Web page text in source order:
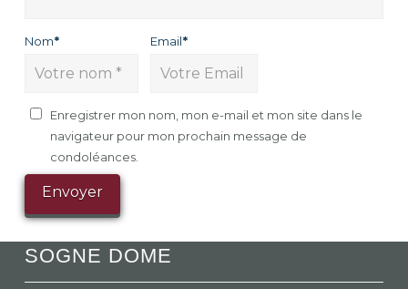
Nom* Email*
Enregistrer mon nom, mon e-mail et mon site dans le
navigateur pour mon prochain message de
condoléances.
SOGNE DOME